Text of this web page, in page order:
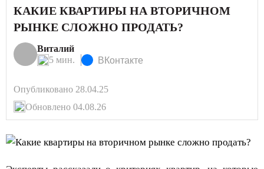
КАКИЕ КВАРТИРЫ НА ВТОРИЧНОМ
РЫНКЕ СЛОЖНО ПРОДАТЬ?
Виталий
5 мин.
ВКонтакте
Опубликовано 28.04.25
Обновлено 04.08.26